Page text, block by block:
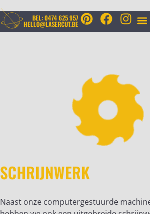
BEL: 0474 625 957
HELLO@LASERCUT.BE
SCHRIJNWERK
Naast onze computergestuurde